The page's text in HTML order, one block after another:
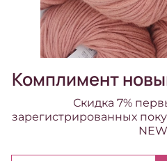
В избранное
Добавить в сравнение
Shine Pail (137/Медовая
Отзывы
Комплимент
Скидка 7%
зарегистрированных